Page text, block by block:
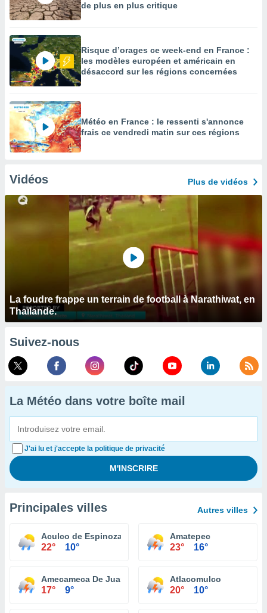
de plus en plus critique
Risque d’orages ce week-end en France :
les modèles européen et américain en
désaccord sur les régions concernées
Météo en France : le ressenti s'annonce
frais ce vendredi matin sur ces régions
Vidéos Plus de vidéos
La foudre frappe un terrain de football à Narathiwat, en
Thaïlande.
Suivez-nous
La Météo dans votre boîte mail
J'ai lu et j'accepte la politique de privacité
Principales villes Autres villes
Aculco de Espinoza
22° 10°
Amatepec
23° 16°
Amecameca De Juarez
17° 9°
Atlacomulco
20° 10°